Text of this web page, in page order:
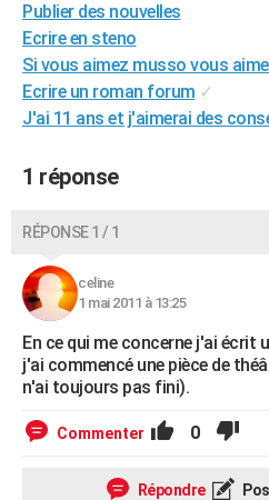
Alimentation
Guide de la santé
Maladies
Médicaments
Sommeil
Destinations
City break
Voyage nature
Voyage de noces
Forum
Climat
+PHOTO
GUIDES D'ACHAT
Dictionnaire
Biographies
Citations
Expressions
Proverbes
PROGRAMME TV
COPAINS D'AVANT
S'inscrire
Se connecter
Lycées
Collèges
Primaires
Universités
Entreprises
Service militaire
Avis de recherche
AVIS DE DÉCÈS
FORUM
Publier des nouvelles
Ecrire en steno
Si vous aimez musso vous
Ecrire un roman forum ✓
J'ai 11 ans et j'aimerai des
1 réponse
RÉPONSE 1 / 1
celine
1 mai 2011 à 13:25
En ce qui me concerne j'ai écrit
j'ai commencé une pièce de
n'ai toujours pas fini).
Commenter 0
Répondre